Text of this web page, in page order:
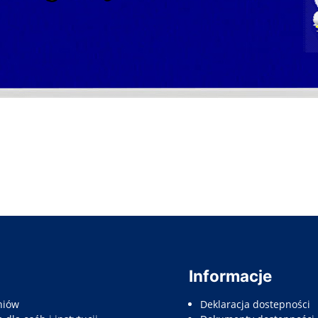
Informacje
Deklaracja dostepności